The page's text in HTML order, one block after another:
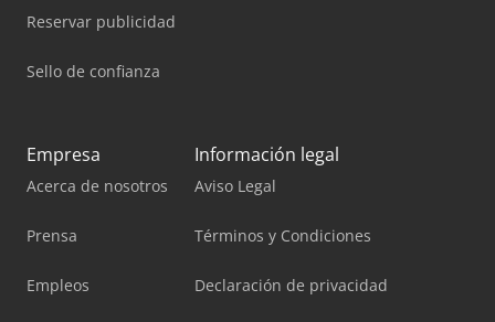
Reservar publicidad
Sello de confianza
Empresa
Acerca de nosotros
Prensa
Empleos
Información legal
Aviso Legal
Términos y Condiciones
Declaración de privacidad